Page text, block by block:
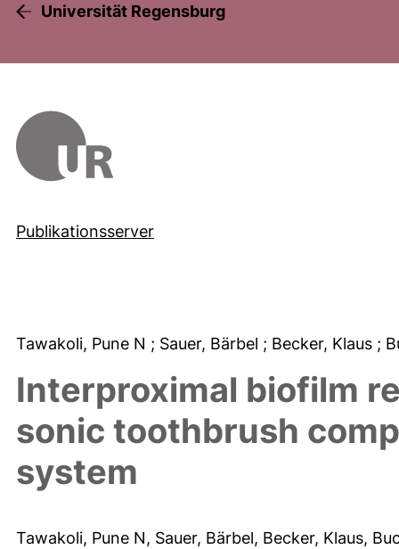
Universität Regensburg
Publikationsserver
Tawakoli, Pune N ; Sauer, Bärbel ; Becker, Klaus ;
Interproximal biofilm
sonic toothbrush
system
Tawakoli, Pune N, Sauer, Bärbel, Becker, Klaus,